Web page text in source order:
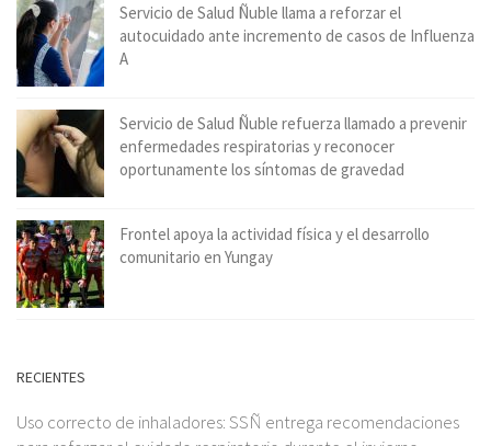
Servicio de Salud Ñuble llama a reforzar el
autocuidado ante incremento de casos de Influenza
A
Servicio de Salud Ñuble refuerza llamado a prevenir
enfermedades respiratorias y reconocer
oportunamente los síntomas de gravedad
Frontel apoya la actividad física y el desarrollo
comunitario en Yungay
RECIENTES
Uso correcto de inhaladores: SSÑ entrega recomendaciones